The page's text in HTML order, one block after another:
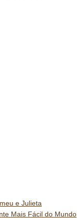
e Julieta
Mais Fácil do Mundo